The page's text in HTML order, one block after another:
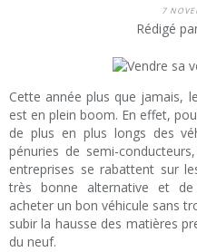
7
Rédigé
Cette année plus que jamais,
est en plein boom. En effet,
de plus en plus longs des
pénuries de semi-
entreprises se rabattent sur
très bonne alternative et
acheter un bon véhicule sans
subir la hausse des matières
du neuf.